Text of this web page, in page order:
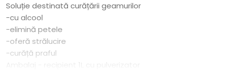
Soluție destinată curățării geamurilor
-cu alcool
-elimină petele
-oferă strălucire
-curăță praful